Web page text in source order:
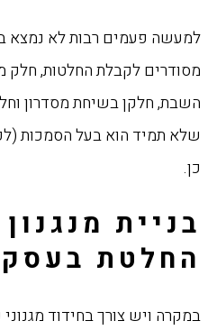
למעשה פעמים רבות לא נמצא
מסודרים לקבלת החלטות, חלק
השבת, חלקן בשיחת מסדרון
שלא תמיד הוא בעל הסמכות
כן.
בניית
החלטת
במקרה ויש צורך בחידוד